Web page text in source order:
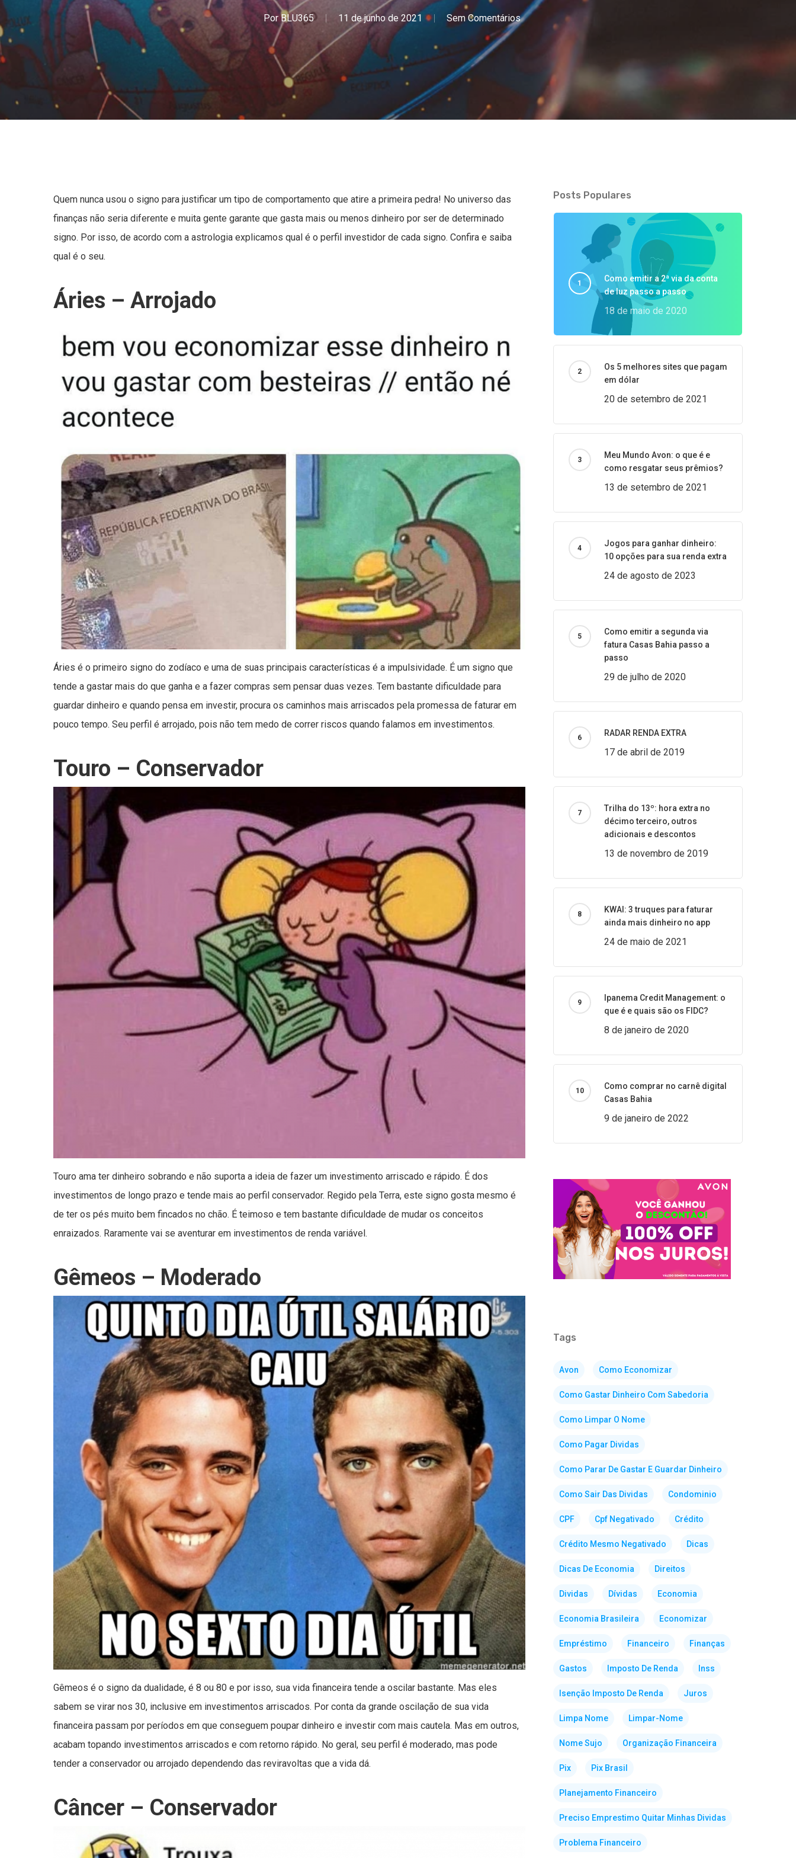
Por BLU365 11 de junho de 2021 Sem Comentários
Quem nunca usou o signo para justificar um tipo de comportamento que atire a primeira pedra! No universo das
finanças não seria diferente e muita gente garante que gasta mais ou menos dinheiro por ser de determinado
signo. Por isso, de acordo com a astrologia explicamos qual é o perfil investidor de cada signo. Confira e saiba
qual é o seu.
Áries – Arrojado
Áries é o primeiro signo do zodíaco e uma de suas principais características é a impulsividade. É um signo que
tende a gastar mais do que ganha e a fazer compras sem pensar duas vezes. Tem bastante dificuldade para
guardar dinheiro e quando pensa em investir, procura os caminhos mais arriscados pela promessa de faturar em
pouco tempo. Seu perfil é arrojado, pois não tem medo de correr riscos quando falamos em investimentos.
Touro – Conservador
Touro ama ter dinheiro sobrando e não suporta a ideia de fazer um investimento arriscado e rápido. É dos
investimentos de longo prazo e tende mais ao perfil conservador. Regido pela Terra, este signo gosta mesmo é
de ter os pés muito bem fincados no chão. É teimoso e tem bastante dificuldade de mudar os conceitos
enraizados. Raramente vai se aventurar em investimentos de renda variável.
Gêmeos – Moderado
Gêmeos é o signo da dualidade, é 8 ou 80 e por isso, sua vida financeira tende a oscilar bastante. Mas eles
sabem se virar nos 30, inclusive em investimentos arriscados. Por conta da grande oscilação de sua vida
financeira passam por períodos em que conseguem poupar dinheiro e investir com mais cautela. Mas em outros,
acabam topando investimentos arriscados e com retorno rápido. No geral, seu perfil é moderado, mas pode
tender a conservador ou arrojado dependendo das reviravoltas que a vida dá.
Câncer – Conservador
Posts Populares
Como emitir a 2ª via da conta
de luz passo a passo
18 de maio de 2020
Os 5 melhores sites que pagam
em dólar
20 de setembro de 2021
Meu Mundo Avon: o que é e
como resgatar seus prêmios?
13 de setembro de 2021
Jogos para ganhar dinheiro:
10 opções para sua renda extra
24 de agosto de 2023
Como emitir a segunda via
fatura Casas Bahia passo a
passo
29 de julho de 2020
RADAR RENDA EXTRA
17 de abril de 2019
Trilha do 13º: hora extra no
décimo terceiro, outros
adicionais e descontos
13 de novembro de 2019
KWAI: 3 truques para faturar
ainda mais dinheiro no app
24 de maio de 2021
Ipanema Credit Management: o
que é e quais são os FIDC?
8 de janeiro de 2020
Como comprar no carnê digital
Casas Bahia
9 de janeiro de 2022
Tags
Avon Como Economizar
Como Gastar Dinheiro Com Sabedoria
Como Limpar O Nome
Como Pagar Dividas
Como Parar De Gastar E Guardar Dinheiro
Como Sair Das Dividas Condominio
CPF Cpf Negativado Crédito
Crédito Mesmo Negativado Dicas
Dicas De Economia Direitos
Dividas Dívidas Economia
Economia Brasileira Economizar
Empréstimo Financeiro Finanças
Gastos Imposto De Renda Inss
Isenção Imposto De Renda Juros
Limpa Nome Limpar-Nome
Nome Sujo Organização Financeira
Pix Pix Brasil
Planejamento Financeiro
Preciso Emprestimo Quitar Minhas Dividas
Problema Financeiro